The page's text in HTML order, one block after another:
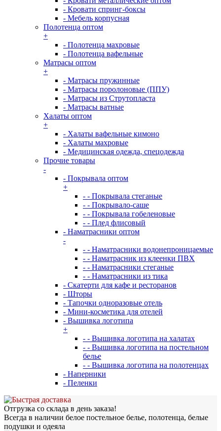
- Кровати спринг-боксы
- Мебель корпусная
Полотенца оптом
+
- Полотенца махровые
- Полотенца вафельные
Матрасы оптом
+
- Матрасы пружинные
- Матрасы поролоновые (ППУ)
- Матрасы из Струтопласта
- Матрасы ватные
Халаты оптом
+
- Халаты вафельные кимоно
- Халаты махровые
- Медицинская одежда, спецодежда
Прочие товары
-
- Покрывала оптом
+
- - Покрывала стеганые
- - Покрывало-саше
- - Покрывала гобеленовые
- - Плед флисовый
- Наматрасники оптом
-
- - Наматрасники водонепроницаемые
- - Наматрасник из клеенки ПВХ
- - Наматрасники стеганые
- - Наматрасники из тика
- Скатерти для кафе и ресторанов
- Шторы
- Тапочки одноразовые отель
- Мини-косметика для отелей
- Вышивка логотипа
+
- - Вышивка логотипа на халатах
- - Вышивка логотипа на постельном
белье
- - Вышивка логотипа на полотенцах
- Наперники
- Пеленки
Отгрузка со склада в день заказа!
Всегда в наличии белое постельное белье, полотенца, белые
подушки и одеяла